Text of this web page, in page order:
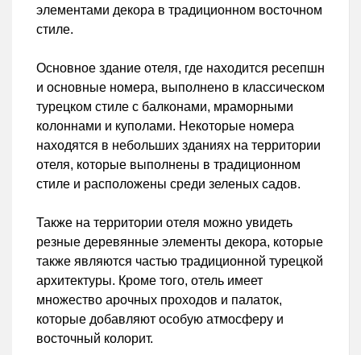
элементами декора в традиционном восточном
стиле.
Основное здание отеля, где находится ресепшн
и основные номера, выполнено в классическом
турецком стиле с балконами, мраморными
колоннами и куполами. Некоторые номера
находятся в небольших зданиях на территории
отеля, которые выполнены в традиционном
стиле и расположены среди зеленых садов.
Также на территории отеля можно увидеть
резные деревянные элементы декора, которые
также являются частью традиционной турецкой
архитектуры. Кроме того, отель имеет
множество арочных проходов и палаток,
которые добавляют особую атмосферу и
восточный колорит.